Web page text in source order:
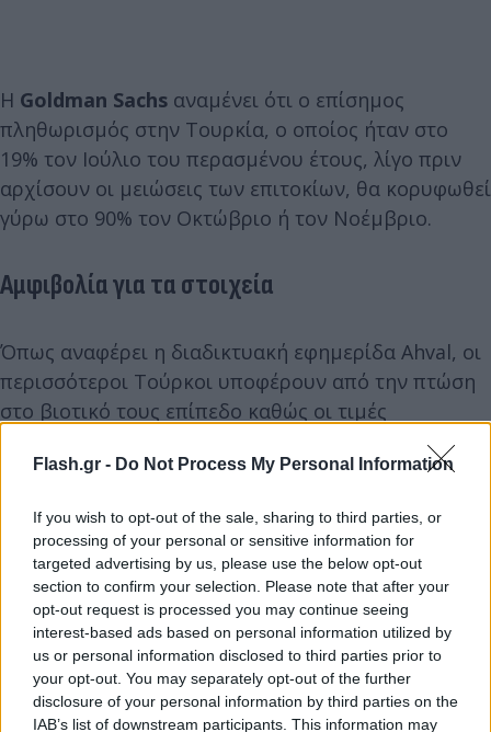
Flash.gr - Do Not Process My Personal Information
If you wish to opt-out of the sale, sharing to third parties, or
processing of your personal or sensitive information for
targeted advertising by us, please use the below opt-out
section to confirm your selection. Please note that after your
opt-out request is processed you may continue seeing
interest-based ads based on personal information utilized by
us or personal information disclosed to third parties prior to
your opt-out. You may separately opt-out of the further
disclosure of your personal information by third parties on the
IAB’s list of downstream participants. This information may
Η Goldman Sachs αναμένει ότι ο επίσημος
πληθωρισμός στην Τουρκία, ο οποίος ήταν στο
19% τον Ιούλιο του περασμένου έτους, λίγο πριν
αρχίσουν οι μειώσεις των επιτοκίων, θα κορυφωθεί
γύρω στο 90% τον Οκτώβριο ή τον Νοέμβριο.
Αμφιβολία για τα στοιχεία
Όπως αναφέρει η διαδικτυακή εφημερίδα Ahval, οι
περισσότεροι Τούρκοι υποφέρουν από την πτώση
στο βιοτικό τους επίπεδο καθώς οι τιμές
αυξάνονται. Και μάλιστα, πολλοί έχουν χάσει την
εμπιστοσύνη τους στα επίσημα στοιχεία, σύμφωνα
επίσημων στοιχείων και των αριθμών που
παρέχονται από άλλες πηγές έχει διευρυνθεί
σημαντικά τους τελευταίους μήνες.
Τη Δευτέρα, έναςεπιχειρηματικός όμιλος στην
Κωνσταντινούποληανέφερε ετήσια αύξηση 99,1%
στο κόστος ζωής στη μεγαλύτερη πόλη της